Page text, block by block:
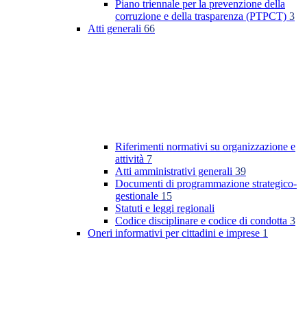
Piano triennale per la prevenzione della
corruzione e della trasparenza (PTPCT) 3
Atti generali 66
Riferimenti normativi su organizzazione e
attività 7
Atti amministrativi generali 39
Documenti di programmazione strategico-
gestionale 15
Statuti e leggi regionali
Codice disciplinare e codice di condotta 3
Oneri informativi per cittadini e imprese 1